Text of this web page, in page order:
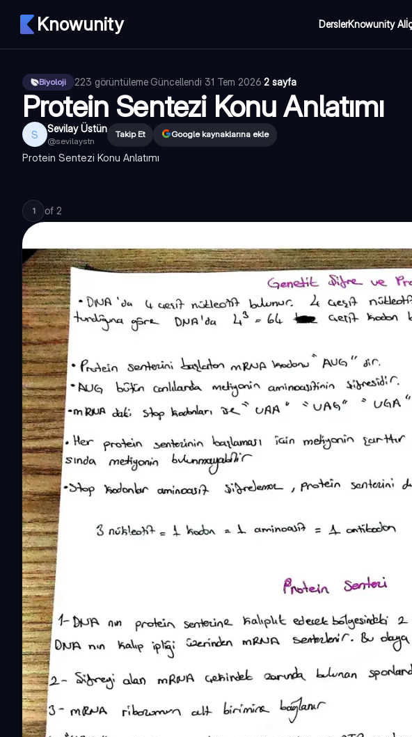
Knowunity DerslerKnowunity AI
Biyoloji 223 görüntüleme·Güncellendi 31 Tem 2026·2 sayfa
Protein Sentezi Konu Anlatımı
S Sevilay Üstün
@sevilaystn
Takip Et Google kaynaklarına ekle
Protein Sentezi Konu Anlatımı
1 of 2